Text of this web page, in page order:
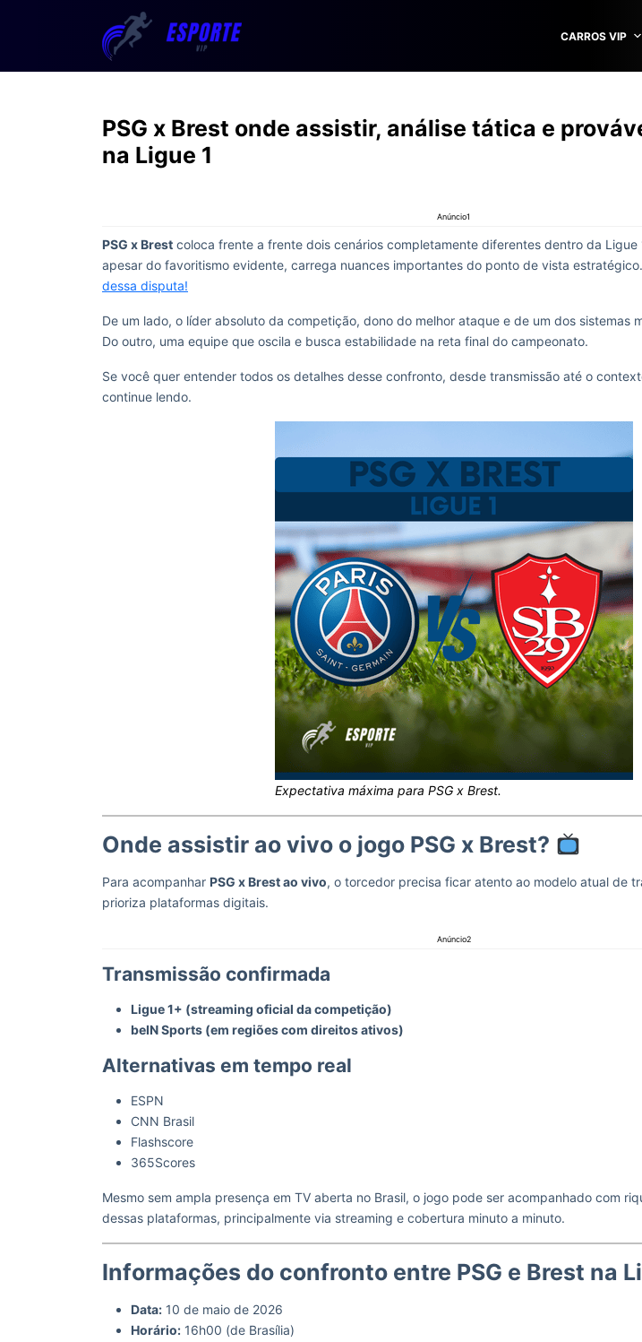
CARROS VIP
PSG x Brest onde assistir, análise tática e
na Ligue 1
Anúncio1
PSG x Brest coloca frente a frente dois cenários completamente diferentes dentro da Ligue
apesar do favoritismo evidente, carrega nuances importantes do ponto de vista
dessa disputa!
De um lado, o líder absoluto da competição, dono do melhor ataque e de um dos sistemas
Do outro, uma equipe que oscila e busca estabilidade na reta final do campeonato.
Se você quer entender todos os detalhes desse confronto, desde transmissão até o
continue lendo.
Expectativa máxima para PSG x Brest.
Onde assistir ao vivo o jogo PSG x Brest?
Para acompanhar PSG x Brest ao vivo, o torcedor precisa ficar atento ao modelo atual de
prioriza plataformas digitais.
Anúncio2
Transmissão confirmada
Ligue 1+ (streaming oficial da competição)
beIN Sports (em regiões com direitos ativos)
Alternativas em tempo real
ESPN
CNN Brasil
Flashscore
365Scores
Mesmo sem ampla presença em TV aberta no Brasil, o jogo pode ser acompanhado com
dessas plataformas, principalmente via streaming e cobertura minuto a minuto.
Informações do confronto entre PSG e Brest na
Data: 10 de maio de 2026
Horário: 16h00 (de Brasília)